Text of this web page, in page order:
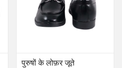
पुरुषों के लोफ़र ​​जूते